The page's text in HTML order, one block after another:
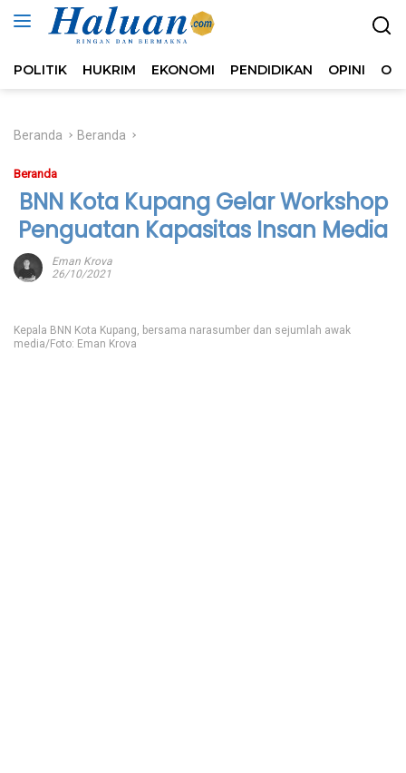
Langsung
POLITIK HUKRIM EKONOMI PENDIDIKAN OPINI
Beranda Beranda
Beranda
BNN Kota Kupang Gelar Workshop
Penguatan Kapasitas Insan Media
Eman Krova
26/10/2021
Kepala BNN Kota Kupang, bersama narasumber dan sejumlah awak
media/Foto: Eman Krova